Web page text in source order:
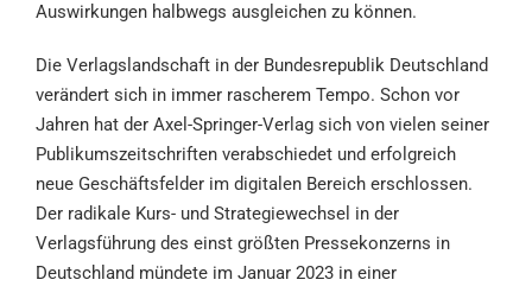
Auswirkungen halbwegs ausgleichen zu können.
Die Verlagslandschaft in der Bundesrepublik Deutschland
verändert sich in immer rascherem Tempo. Schon vor
Jahren hat der Axel-Springer-Verlag sich von vielen seiner
Publikumszeitschriften verabschiedet und erfolgreich
neue Geschäftsfelder im digitalen Bereich erschlossen.
Der radikale Kurs- und Strategiewechsel in der
Verlagsführung des einst größten Pressekonzerns in
Deutschland mündete im Januar 2023 in einer